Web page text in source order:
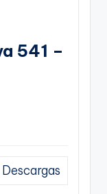
541 –
Descargas